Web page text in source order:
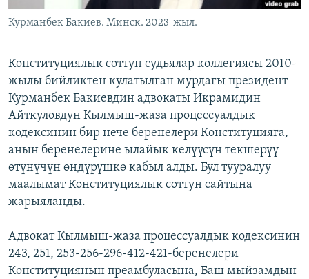
Курманбек Бакиев. Минск. 2023-жыл.
Конституциялык соттун судьялар коллегиясы 2010-
жылы бийликтен кулатылган мурдагы президент
Курманбек Бакиевдин адвокаты Икрамидин
Айткуловдун Кылмыш-жаза процессуалдык
кодексинин бир нече беренелери Конституцияга,
анын беренелерине ылайык келүүсүн текшерүү
өтүнүчүн өндүрүшкө кабыл алды. Бул тууралуу
маалымат Конституциялык соттун сайтына
жарыяланды.
Адвокат Кылмыш-жаза процессуалдык кодексинин
243, 251, 253-256-296-412-421-беренелери
Конституциянын преамбуласына, Баш мыйзамдын